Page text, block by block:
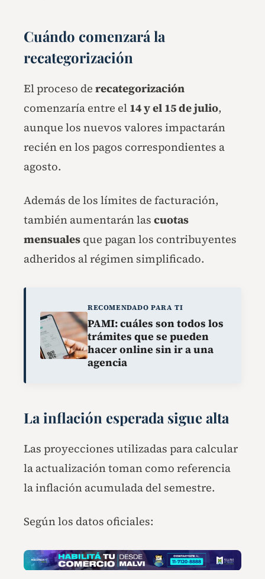
Cuándo comenzará la
recategorización
El proceso de recategorización
comenzaría entre el 14 y el 15 de julio,
aunque los nuevos valores impactarán
recién en los pagos correspondientes a
agosto.
Además de los límites de facturación,
también aumentarán las cuotas
mensuales que pagan los contribuyentes
adheridos al régimen simplificado.
RECOMENDADO PARA TI
PAMI: cuáles son todos los
trámites que se pueden
hacer online sin ir a una
agencia
La inflación esperada sigue alta
Las proyecciones utilizadas para calcular
la actualización toman como referencia
la inflación acumulada del semestre.
Según los datos oficiales: